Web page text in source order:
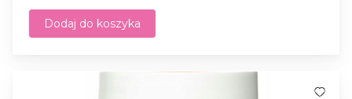
Dodaj do koszyka